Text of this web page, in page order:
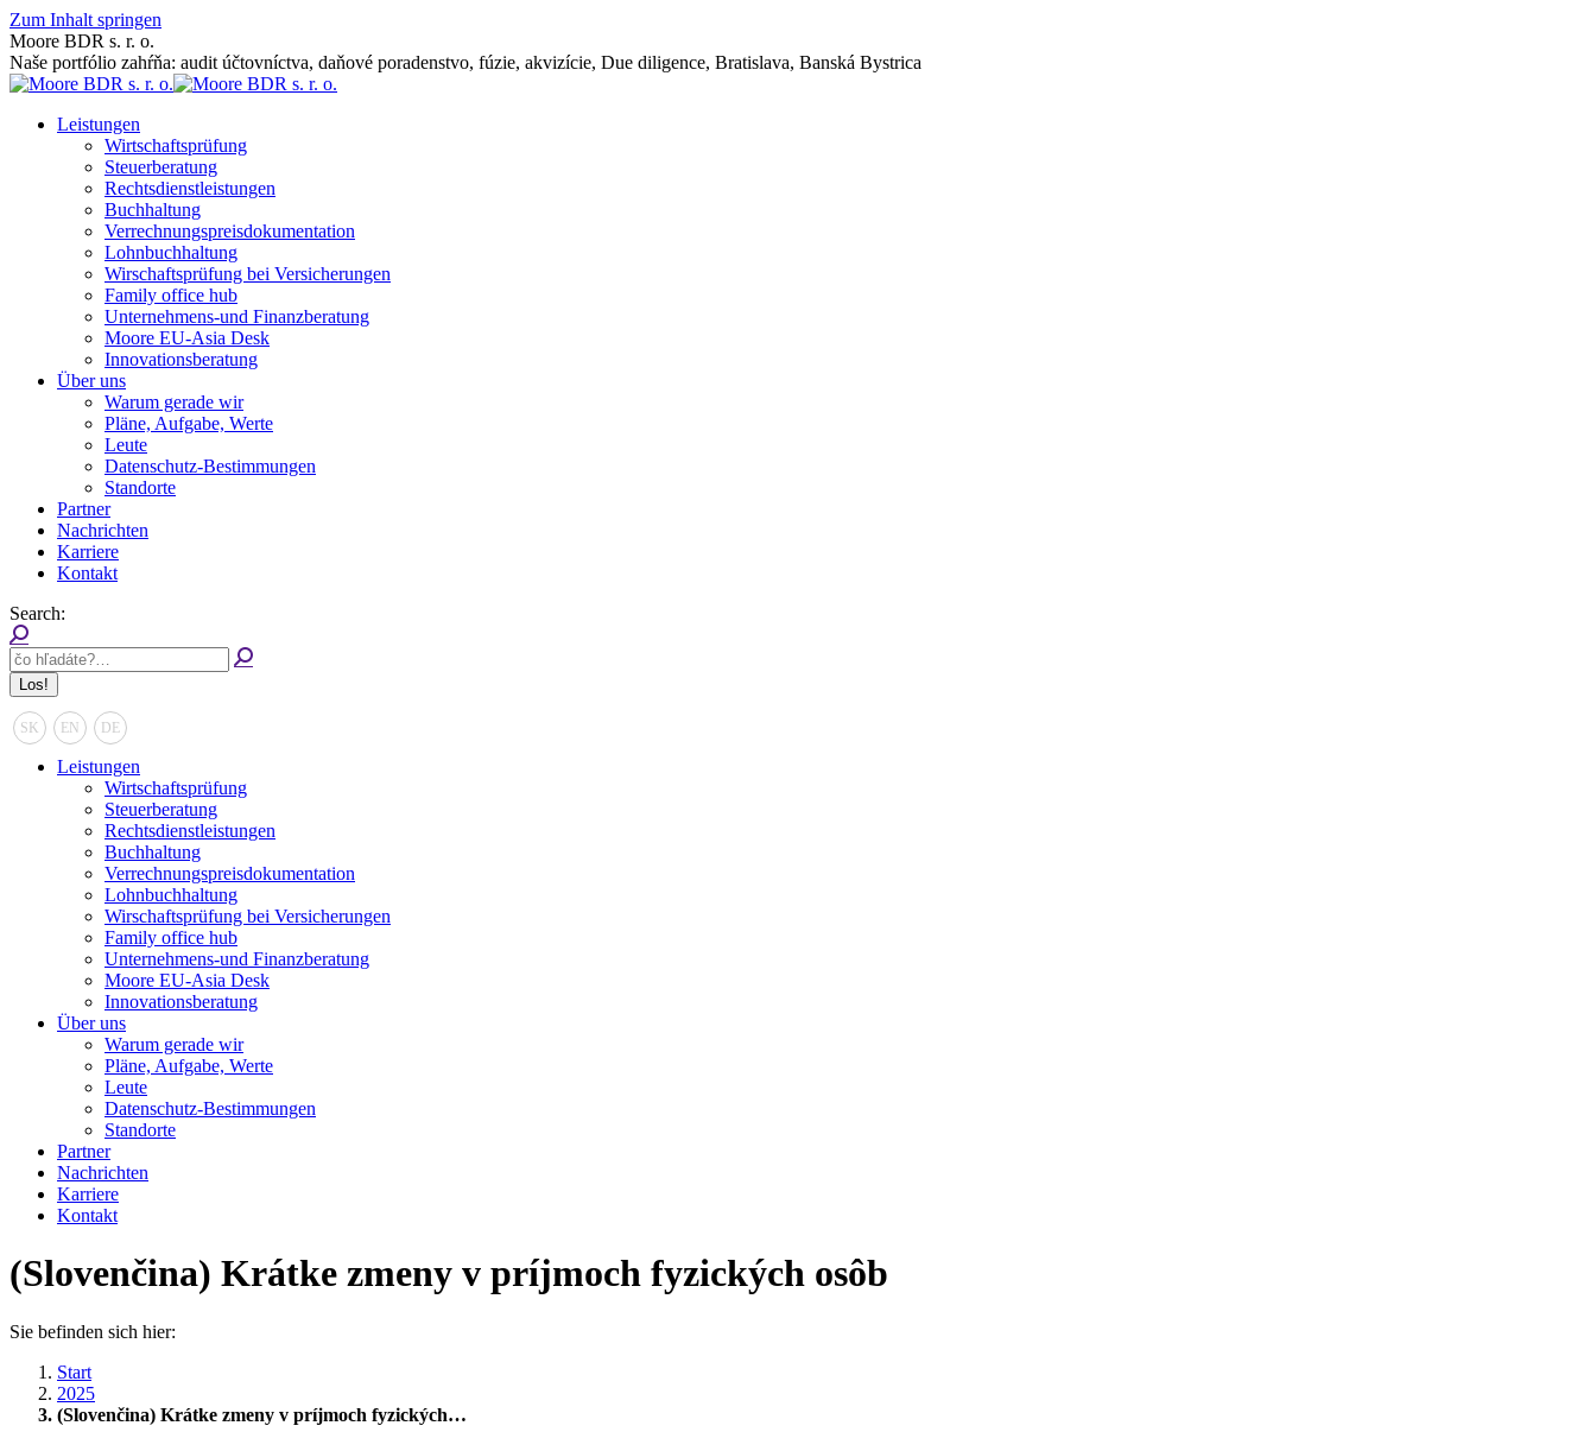
Zum Inhalt springen
Moore BDR s. r. o.
Naše portfólio zahŕňa: audit účtovníctva, daňové poradenstvo, fúzie, akvizície, Due diligence, Bratislava, Banská Bystrica
Leistungen
Wirtschaftsprüfung
Steuerberatung
Rechtsdienstleistungen
Buchhaltung
Verrechnungspreisdokumentation
Lohnbuchhaltung
Wirschaftsprüfung bei Versicherungen
Family office hub
Unternehmens-und Finanzberatung
Moore EU-Asia Desk
Innovationsberatung
Über uns
Warum gerade wir
Pläne, Aufgabe, Werte
Leute
Datenschutz-Bestimmungen
Standorte
Partner
Nachrichten
Karriere
Kontakt
Search:
SK EN DE
Leistungen
Wirtschaftsprüfung
Steuerberatung
Rechtsdienstleistungen
Buchhaltung
Verrechnungspreisdokumentation
Lohnbuchhaltung
Wirschaftsprüfung bei Versicherungen
Family office hub
Unternehmens-und Finanzberatung
Moore EU-Asia Desk
Innovationsberatung
Über uns
Warum gerade wir
Pläne, Aufgabe, Werte
Leute
Datenschutz-Bestimmungen
Standorte
Partner
Nachrichten
Karriere
Kontakt
(Slovenčina) Krátke zmeny v príjmoch fyzických osôb
Sie befinden sich hier:
Start
2025
(Slovenčina) Krátke zmeny v príjmoch fyzických…